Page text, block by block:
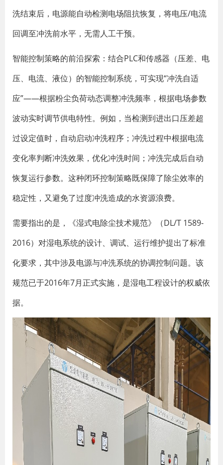
洗结束后，电源能自动检测电场阻抗恢复，将电压/电流
回调至冲洗前水平，无需人工干预。
智能控制策略的前沿探索 ：结合PLC和传感器（压差、电
压、电流、液位）的智能控制系统，可实现“冲洗自适
应”——根据粉尘负荷动态调整冲洗频率，根据电场参数
波动实时调节供电特性。例如，当检测到进出口压差超
过设定值时，自动启动冲洗程序；冲洗过程中根据电流
变化率判断冲洗效果，优化冲洗时间；冲洗完成后自动
恢复运行参数。这种闭环控制策略既保障了除尘效率的
稳定性，又避免了过度冲洗造成的水资源浪费。
需要指出的是，《湿式电除尘技术规范》（DL/T 1589-
2016）对湿电系统的设计、调试、运行维护提出了标准
化要求，其中涉及电源与冲洗系统的协调控制问题。该
规范已于2016年7月正式实施，是湿电工程设计的权威依
据。